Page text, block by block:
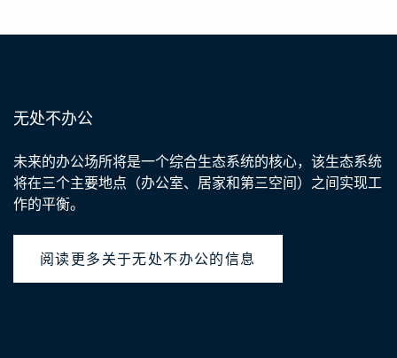
无处不办公
未来的办公场所将是一个综合生态系统的核心，该生态系统
将在三个主要地点（办公室、居家和第三空间）之间实现工
作的平衡。
阅读更多关于无处不办公的信息